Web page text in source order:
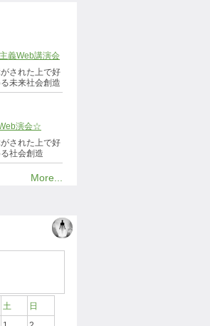
義Web講演会
された上で好
未来社会創造
演会☆
された上で好
社会創造
More...
土
日